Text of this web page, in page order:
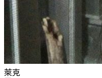
萊克